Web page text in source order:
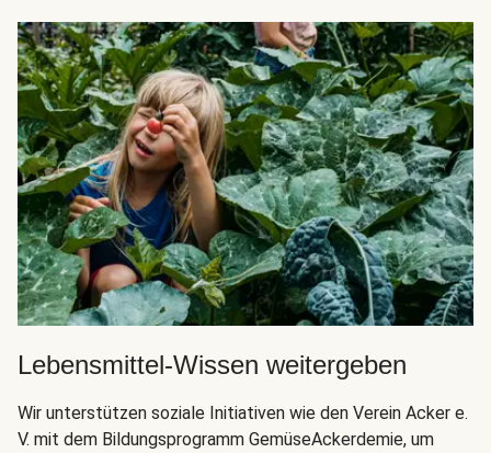
Lebensmittel-Wissen weitergeben
Wir unterstützen soziale Initiativen wie den Verein Acker e.
V. mit dem Bildungsprogramm GemüseAckerdemie, um